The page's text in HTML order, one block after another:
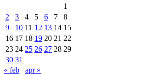
1
2
3 4 5 6 7
8
9
10 11 12 13 14 15
16 17 18 19 20 21 22
23 24 25 26 27 28 29
30 31
« feb
apr »